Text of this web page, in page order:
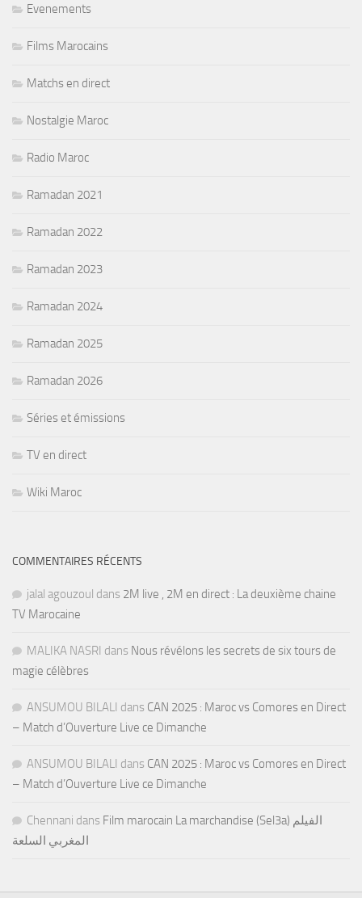
Evenements
Films Marocains
Matchs en direct
Nostalgie Maroc
Radio Maroc
Ramadan 2021
Ramadan 2022
Ramadan 2023
Ramadan 2024
Ramadan 2025
Ramadan 2026
Séries et émissions
TV en direct
Wiki Maroc
COMMENTAIRES RÉCENTS
jalal agouzoul dans 2M live , 2M en direct : La deuxième chaine
TV Marocaine
MALIKA NASRI dans Nous révélons les secrets de six tours de
magie célèbres
ANSUMOU BILALI dans CAN 2025 : Maroc vs Comores en Direct
– Match d’Ouverture Live ce Dimanche
ANSUMOU BILALI dans CAN 2025 : Maroc vs Comores en Direct
– Match d’Ouverture Live ce Dimanche
Chennani dans Film marocain La marchandise (Sel3a) الفيلم
المغربي السلعة